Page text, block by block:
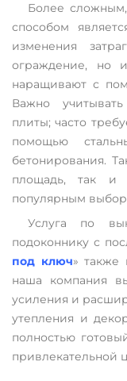
Более
способом
изменения
ограждение, но
наращивают с
Важно
плиты; часто
помощью
бетонирования.
площадь, так и
популярным
Услуга по
подоконнику с
под ключ» также
наша компания
усиления и
утепления и
полностью
привлекательной